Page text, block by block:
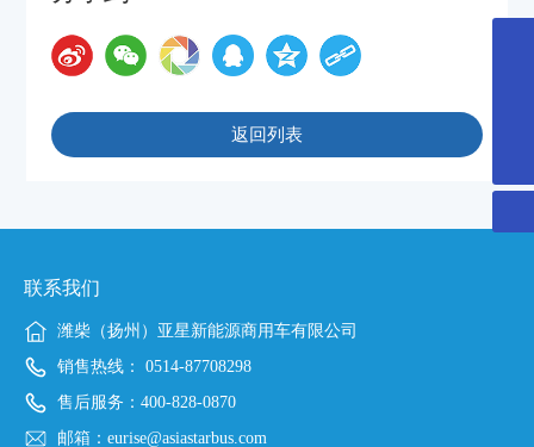
返回列表
联系我们
潍柴（扬州）亚星新能源商用车有限公司
销售热线：
0514-87708298
售后服务： 400-828-0870
邮箱： eurise@asiastarbus.com
eurise@weichai.com